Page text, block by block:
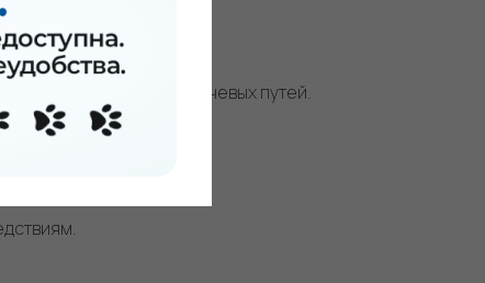
гигиеной.
болям и закупорке мочевых путей.